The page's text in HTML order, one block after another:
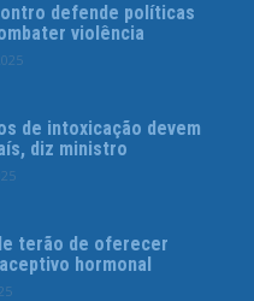
defende políticas
violência
de intoxicação devem
diz ministro
terão de oferecer
hormonal